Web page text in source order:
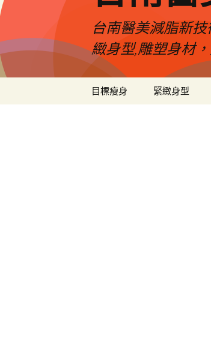
台南醫美減脂新
緻身型,雕塑身材
目標瘦身 緊緻身型